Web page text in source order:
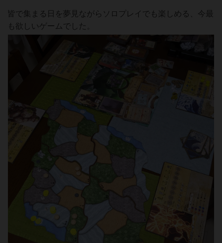
皆で集まる日を夢見ながらソロプレイでも楽しめる、今最
も欲しいゲームでした。